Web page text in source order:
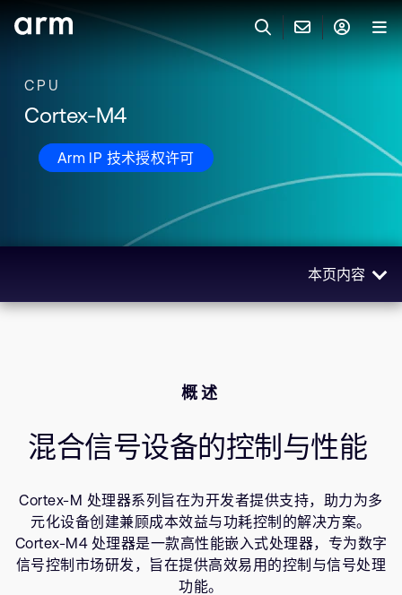
Skip to Main Content
联系技术支持
IP 技术支持
一般 IP 授权方案
Arm 廉洁举报热线
网站
通报安全漏洞
Arm 全球总部
ARM 账户
登录以访问您的 Arm 账户。
需要 Arm ID 吗？ 在此注册
快捷链接
开发者计划
控制台
管理您的账户
用户个人资料
应用市场
CPU
Cortex-M4
Arm IP 技术授权许可
本页内容
概述
用例
概述
混合信号设备的控制与性能
Cortex-M 处理器系列旨在为开发者提供支持，助力为多
元化设备创建兼顾成本效益与功耗控制的解决方案。
Cortex-M4 处理器是一款高性能嵌入式处理器，专为数字
信号控制市场研发，旨在提供高效易用的控制与信号处理
功能。